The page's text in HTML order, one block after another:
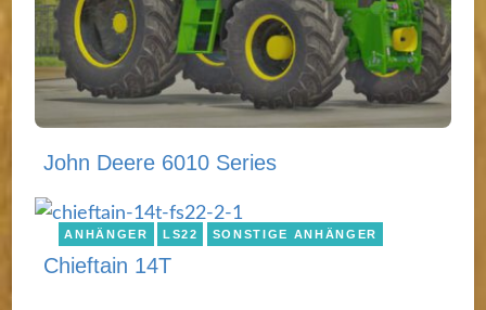
John Deere 6010 Series
ANHÄNGER LS22 SONSTIGE ANHÄNGER
Chieftain 14T